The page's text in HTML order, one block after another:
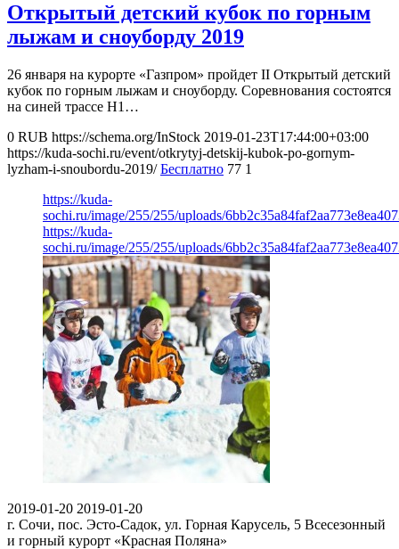
Открытый детский кубок по горным
лыжам и сноуборду 2019
26 января на курорте «Газпром» пройдет II Открытый детский
кубок по горным лыжам и сноуборду. Соревнования состоятся
на синей трассе H1…
0 RUB https://schema.org/InStock 2019-01-23T17:44:00+03:00
https://kuda-sochi.ru/event/otkrytyj-detskij-kubok-po-gornym-
lyzham-i-snoubordu-2019/ Бесплатно 77 1
https://kuda-
sochi.ru/image/255/255/uploads/
https://kuda-
sochi.ru/image/255/255/uploads/
2019-01-20 2019-01-20
г. Сочи, пос. Эсто-Садок, ул. Горная Карусель, 5 Всесезонный
и горный курорт «Красная Поляна»